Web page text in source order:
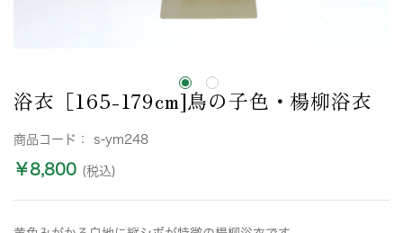
浴衣［165-179cm]鳥の子色・楊柳浴衣
商品コード： s-ym248
￥8,800 (税込)